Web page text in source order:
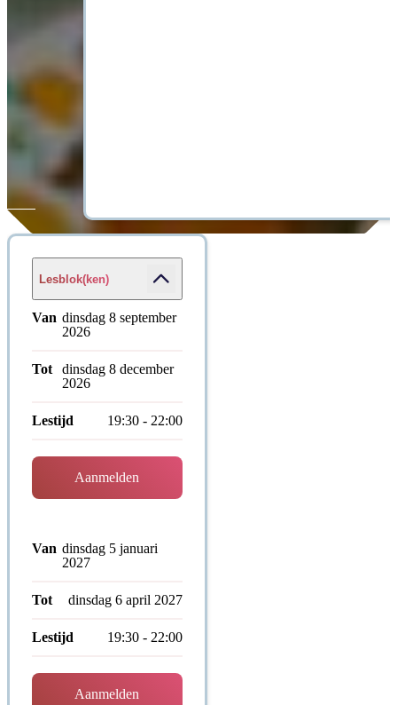
Lesblok(ken)
Van dinsdag 8 september
2026
Tot
dinsdag 8 december
2026
Lestijd 19:30 - 22:00
Aanmelden
Van dinsdag 5 januari
2027
Tot dinsdag 6 april 2027
Lestijd 19:30 - 22:00
Aanmelden